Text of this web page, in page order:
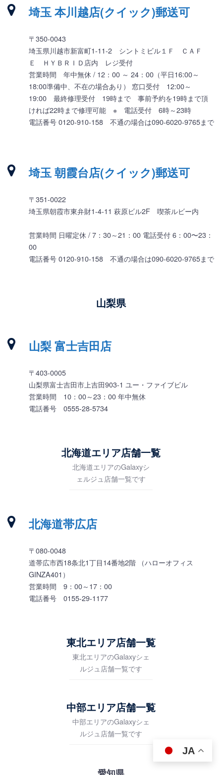
埼玉 本川越店(クイック)郵送可
〒350-0043
埼玉県川越市新富町1-11-2 シントミビル１Ｆ ＣＡＦ
Ｅ ＨＹＢＲＩＤ店内 レジ受付
営業時間 年中無休 / 12：00 ～ 24：00（平日16:00～
18:00準備中、不在の場合あり） 窓口受付 12:00～
19:00 最終修理受付 19時まで 事前予約を19時まで頂
ければ22時まで修理可能 ※ 電話受付 6時～23時
電話番号 0120-910-158 不通の場合は090-6020-9765まで
埼玉 朝霞台店(クイック)郵送可
〒351-0022
埼玉県朝霞市東弁財1-4-11 萩原ビル2F 喫茶ルビー内
営業時間 日曜定休 / 7：30～21：00 電話受付 6：00〜23：
00
電話番号 0120-910-158 不通の場合は090-6020-9765まで
山梨県
山梨 富士吉田店
〒403-0005
山梨県富士吉田市上吉田903-1 ユー・ファイブビル
営業時間 10：00～23：00 年中無休
電話番号 0555-28-5734
北海道エリア店舗一覧
北海道エリアのGalaxyシ
ェルジュ店舗一覧です
北海道帯広店
〒080-0048
道帯広市西18条北1丁目14番地2階 （ハローオフィス
GINZA401）
営業時間 9：00～17：00
電話番号 0155-29-1177
東北エリア店舗一覧
東北エリアのGalaxyシェ
ルジュ店舗一覧です
中部エリア店舗一覧
中部エリアのGalaxyシェ
ルジュ店舗一覧です
JA